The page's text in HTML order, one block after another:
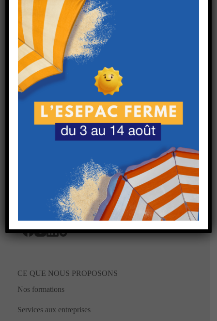
ZA Laprade - 416 Rue JB. Lamark 43700 St
Germain Laprade
+33 (0)4 71 02 01 39
Horaires : lundi au vendredi - 8h/18h
CE QUE NOUS PROPOSONS
Nos formations
Services aux entreprises